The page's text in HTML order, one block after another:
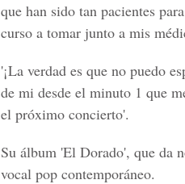
que han sido tan pacientes
curso a tomar junto a mis
'¡La verdad es que no puedo
de mi desde el minuto 1 que
el próximo concierto'.
Su álbum 'El Dorado', que da
vocal pop contemporáneo.